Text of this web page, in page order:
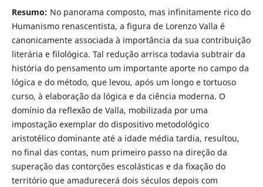
Resumo: No panorama composto, mas infinitamente rico do
Humanismo renascentista, a figura de Lorenzo Valla é
canonicamente associada à importância da sua contribuição
literária e filológica. Tal redução arrisca todavia subtrair da
história do pensamento um importante aporte no campo da
lógica e do método, que levou, após um longo e tortuoso
curso, à elaboração da lógica e da ciência moderna. O
domínio da reflexão de Valla, mobilizada por uma
impostação exemplar do dispositivo metodológico
aristotélico dominante até a idade média tardia, resultou,
no final das contas, num primeiro passo na direção da
superação das contorções escolásticas e da fixação do
território que amadurecerá dois séculos depois com